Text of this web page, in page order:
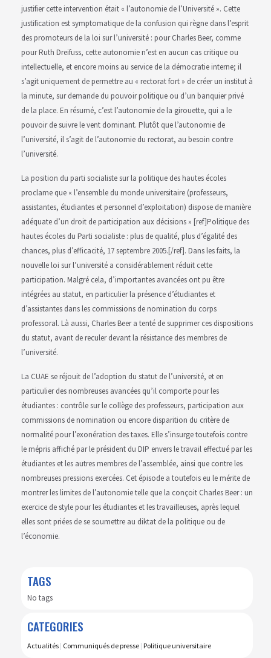
justifier cette intervention était « l’autonomie de l’Université ». Cette
justification est symptomatique de la confusion qui règne dans l’esprit
des promoteurs de la loi sur l’université : pour Charles Beer, comme
pour Ruth Dreifuss, cette autonomie n’est en aucun cas critique ou
intellectuelle, et encore moins au service de la démocratie interne; il
s’agit uniquement de permettre au « rectorat fort » de créer un institut à
la minute, sur demande du pouvoir politique ou d’un banquier privé
de la place. En résumé, c’est l’autonomie de la girouette, qui a le
pouvoir de suivre le vent dominant. Plutôt que l’autonomie de
l’université, il s’agit de l’autonomie du rectorat, au besoin contre
l’université.
La position du parti socialiste sur la politique des hautes écoles
proclame que « l’ensemble du monde universitaire (professeurs,
assistantes, étudiantes et personnel d’exploitation) dispose de manière
adéquate d’un droit de participation aux décisions » [ref]Politique des
hautes écoles du Parti socialiste : plus de qualité, plus d’égalité des
chances, plus d’efficacité, 17 septembre 2005.[/ref]. Dans les faits, la
nouvelle loi sur l’université a considérablement réduit cette
participation. Malgré cela, d’importantes avancées ont pu être
intégrées au statut, en particulier la présence d’étudiantes et
d’assistantes dans les commissions de nomination du corps
professoral. Là aussi, Charles Beer a tenté de supprimer ces dispositions
du statut, avant de reculer devant la résistance des membres de
l’université.
La CUAE se réjouit de l’adoption du statut de l’université, et en
particulier des nombreuses avancées qu’il comporte pour les
étudiantes : contrôle sur le collège des professeurs, participation aux
commissions de nomination ou encore disparition du critère de
normalité pour l’exonération des taxes. Elle s’insurge toutefois contre
le mépris affiché par le président du DIP envers le travail effectué par les
étudiantes et les autres membres de l’assemblée, ainsi que contre les
nombreuses pressions exercées. Cet épisode a toutefois eu le mérite de
montrer les limites de l’autonomie telle que la conçoit Charles Beer : un
exercice de style pour les étudiantes et les travailleuses, après lequel
elles sont priées de se soumettre au diktat de la politique ou de
l’économie.
TAGS
No tags
CATEGORIES
Actualités | Communiqués de presse | Politique universitaire